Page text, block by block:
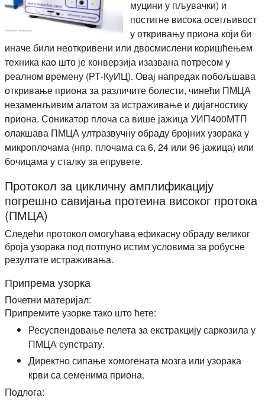
муцини у пљувачки) и
постигне висока осетљивост
у откривању приона који би
иначе били неоткривени или двосмислени коришћењем
техника као што је конверзија изазвана потресом у
реалном времену (РТ-КуИЦ). Овај напредак побољшава
откривање приона за различите болести, чинећи ПМЦА
незаменљивим алатом за истраживање и дијагностику
приона. Соникатор плоча са више јажица УИП400МТП
олакшава ПМЦА ултразвучну обраду бројних узорака у
микроплочама (нпр. плочама са 6, 24 или 96 јажица) или
бочицама у сталку за епрувете.
Протокол за цикличну амплификацију
погрешно савијања протеина високог протока
(ПМЦА)
Следећи протокол омогућава ефикасну обраду великог
броја узорака под потпуно истим условима за робусне
резултате истраживања.
Припрема узорка
Почетни материјал:
Припремите узорке тако што ћете:
Ресуспендовање пелета за екстракцију саркозила у
ПМЦА супстрату.
Директно сипање хомогената мозга или узорака
крви са семенима приона.
Подлога: